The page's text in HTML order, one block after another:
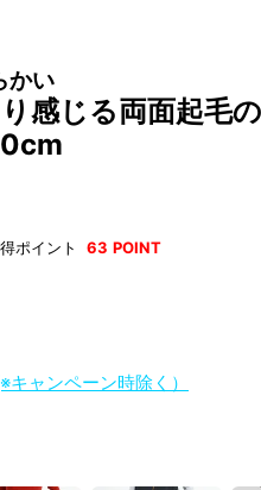
かい
感じる両面起毛
ポイント 63 POINT
ャンペーン時除く）